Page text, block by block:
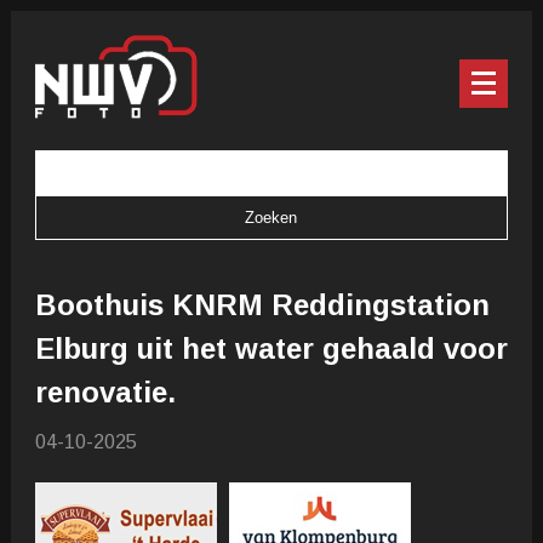
Boothuis KNRM Reddingstation
Elburg uit het water gehaald voor
renovatie.
04-10-2025